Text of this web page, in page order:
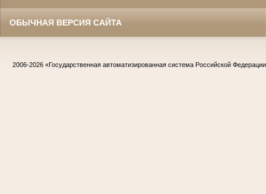
ОБЫЧНАЯ ВЕРСИЯ САЙТА
2006-2026 «Государственная автоматизированная система Российской